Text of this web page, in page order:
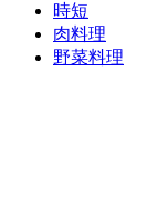
時短
肉料理
野菜料理